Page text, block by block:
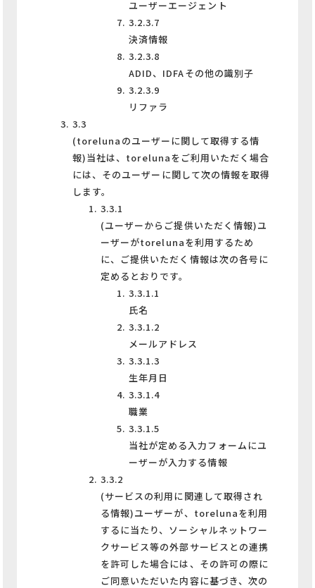
ユーザーエージェント
3.2.3.7
決済情報
3.2.3.8
ADID、IDFAその他の識別子
3.2.3.9
リファラ
3.3
(torelunaのユーザーに関して取得する情
報)当社は、torelunaをご利用いただく場合
には、そのユーザーに関して次の情報を取得
します。
3.3.1
(ユーザーからご提供いただく情報)ユ
ーザーがtorelunaを利用するため
に、ご提供いただく情報は次の各号に
定めるとおりです。
3.3.1.1
氏名
3.3.1.2
メールアドレス
3.3.1.3
生年月日
3.3.1.4
職業
3.3.1.5
当社が定める入力フォームにユ
ーザーが入力する情報
3.3.2
(サービスの利用に関連して取得され
る情報)ユーザーが、torelunaを利用
するに当たり、ソーシャルネットワー
クサービス等の外部サービスとの連携
を許可した場合には、その許可の際に
ご同意いただいた内容に基づき、次の